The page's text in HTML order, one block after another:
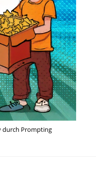
durch Prompting